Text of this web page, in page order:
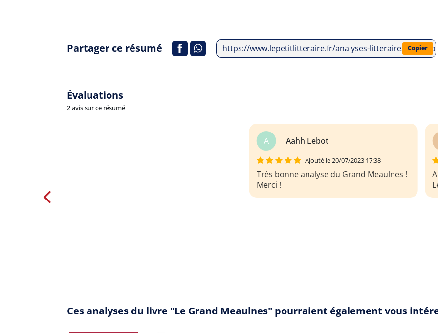
Partager ce résumé https://www.lepetitlitteraire.fr/analyses-litteraires/alain-
Copier
Évaluations
2 avis sur ce résumé
B Baba keller
Ajouté le 20/07/2023 17:38
Aide précieuse pour mes travaux écrits :
Le Grand Meaulnes de Alain Fournier.
Ces analyses du livre "Le Grand Meaulnes" pourraient également vous